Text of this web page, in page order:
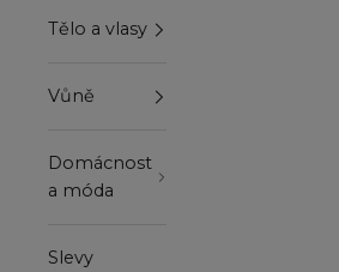
Tělo a vlasy
Vůně
Domácnost
a móda
Slevy